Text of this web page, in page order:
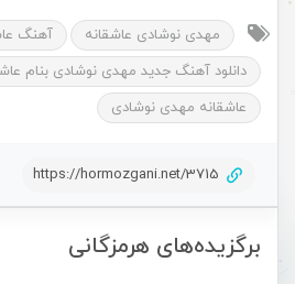
برگزیده‌های هرمزگانی
مهدی نوشادی عاشقانه
آهنگ
دانلود آهنگ جدید مهدی نوشادی بنام
عاشقانه مهدی نوشادی
https://hormozgani.net/3715